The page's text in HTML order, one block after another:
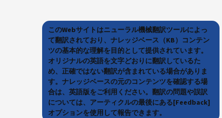
このWebサイトはニューラル機械翻訳ツールによっ
て翻訳されており、ナレッジベース（KB）コンテン
ツの基本的な理解を目的として提供されています。
オリジナルの英語を文字どおりに翻訳しているた
め、正確ではない翻訳が含まれている場合がありま
す。ナレッジベースの元のコンテンツを確認する場
合は、英語版をご利用ください。翻訳の問題や誤訳
については、アーティクルの最後にある[Feedback]
オプションを使用して報告できます。